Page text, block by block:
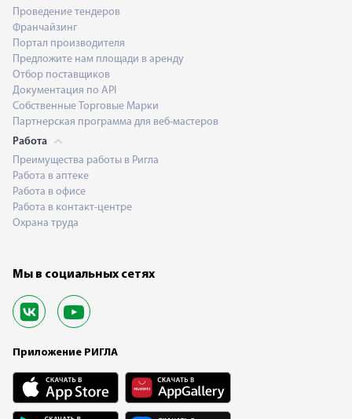
Проведение тендеров
Франчайзинг
Портал производителя
Предложите нам площади в аренду
Отбор поставщиков
Документация по API
Собственные Торговые Марки
Партнерская программа для веб-мастеров
Работа
Преимущества работы в Ригла
Работа в аптеке
Работа в офисе
Работа в контакт-центре
Охрана труда
Мы в социальных сетях
Приложение РИГЛА